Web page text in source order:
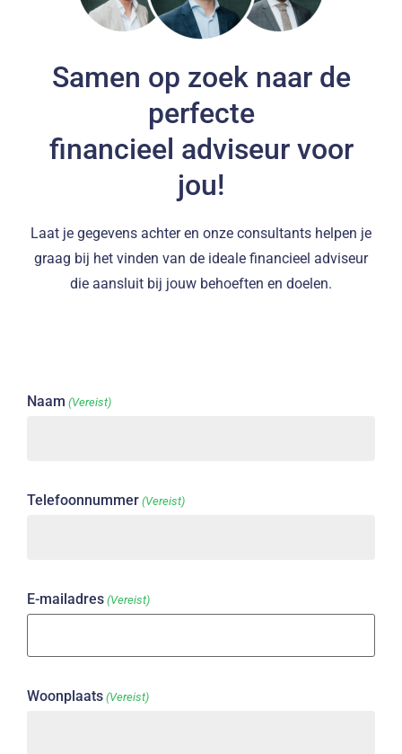
Samen op zoek naar de
perfecte
financieel adviseur voor
jou!
Laat je gegevens achter en onze consultants helpen je
graag bij het vinden van de ideale financieel adviseur
die aansluit bij jouw behoeften en doelen.
Naam (Vereist)
Telefoonnummer (Vereist)
E-mailadres (Vereist)
Woonplaats (Vereist)